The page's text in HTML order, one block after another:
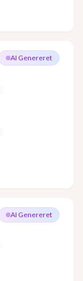
AI Genereret
AI Genereret